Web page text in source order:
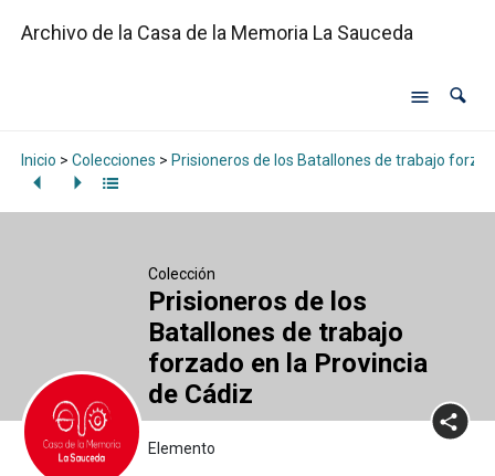
Archivo de la Casa de la Memoria La Sauceda
Inicio > Colecciones > Prisioneros de los Batallones de trabajo
Colección
Prisioneros de los
Batallones de trabajo
forzado en la Provincia
de Cádiz
Elemento